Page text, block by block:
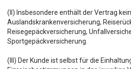
(II) Insbesondere enthält der Vertrag
Auslandskrankenversicherung,
Reisegepäckversicherung,
Sportgepäckversicherung.
(III) Der Kunde ist selbst für die